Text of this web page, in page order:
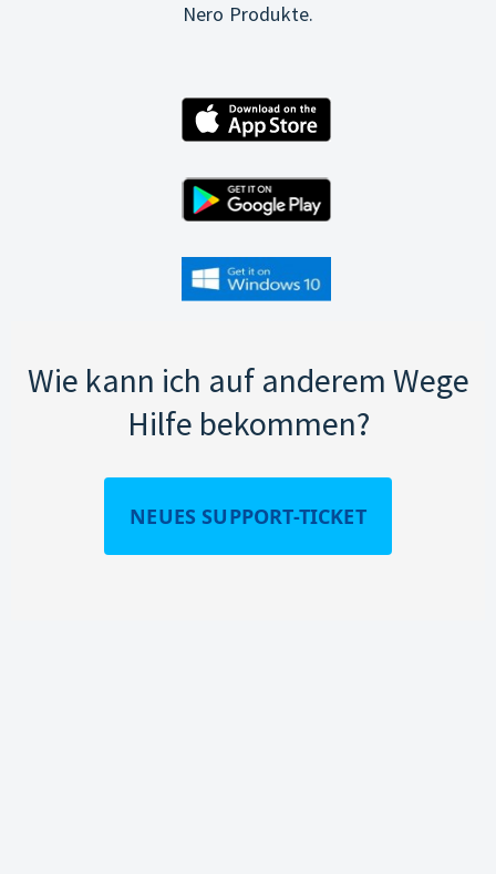
Nero Produkte.
Wie kann ich auf anderem Wege
Hilfe bekommen?
NEUES SUPPORT-TICKET